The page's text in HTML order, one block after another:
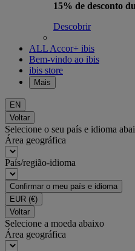
15% de desconto
Descobrir
ALL Accor+ ibis
Bem-vindo ao ibis
ibis store
Mais
EN
Voltar
Selecione o seu país e idioma
Área geográfica
País/região-idioma
Confirmar o meu país e idioma
EUR (€)
Voltar
Selecione a moeda abaixo
Área geográfica